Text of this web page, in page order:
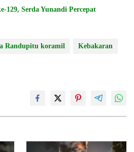
129, Serda Yunandi Percepat
Randupitu koramil Kebakaran